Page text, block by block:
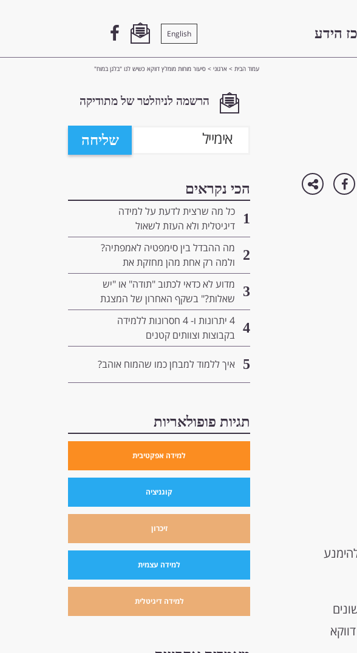
הידע English
עמוד הבית > ארגוני >סיעור מוחות מומלץ דווקא כשיש לנו "בלגן במוח"
השונים
הרשמה לניוזלטר של מתודיקה
שליחה
הכי נקראים
1
כל מה שרצית לדעת על למידה
דיגיטלית ולא העזת לשאול
2
מה ההבדל בין סימפטיה לאמפתיה?
ולמה רק אחת מהן מחזקת את
המנהיגות שלך
3
מדוע לא כדאי לכתוב "תודה" או "יש
שאלות?" בשקף האחרון של המצגת
שלך- ומה כדאי לשים שם במקום?
4
4 יתרונות ו- 4 חסרונות ללמידה
בקבוצות וצוותים קטנים
5 איך ללמוד למבחן כמו שהמוח אוהב?
תגיות פופולאריות
למידה אפקטיבית
קוגניציה
זיכרון
למידה עצמית
למידה דיגיטלית